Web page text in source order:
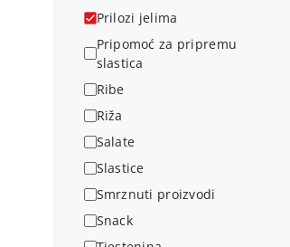
Prilozi jelima
Pripomoć za pripremu
slastica
Ribe
Riža
Salate
Slastice
Smrznuti proizvodi
Snack